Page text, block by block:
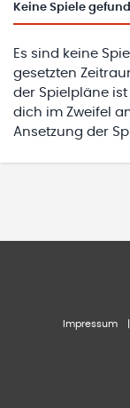
Keine Spiele
Es sind keine
gesetzten
der Spielpläne
dich im Zweifel
Ansetzung der
Impressum